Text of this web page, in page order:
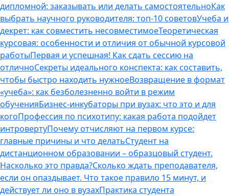
дипломной: заказывать или делать самостоятельноКак
выбрать научного руководителя: топ-10 советовУчеба и
декрет: как совместить несовместимоеТеоретическая
курсовая: особенности и отличия от обычной курсовой
работыПервая и успешная! Как сдать сессию на
отличноСекреты идеального конспекта: как составить,
чтобы быстро находить нужноеВозвращение в формат
«учеба»: как безболезненно войти в режим
обученияБизнес-инкубаторы при вузах: что это и для
когоПрофессия по психотипу: какая работа подойдет
интровертуПочему отчисляют на первом курсе:
главные причины и что делатьСтудент на
дистанционном образовании – образцовый студент.
Насколько это правда?Сколько ждать преподавателя,
если он опаздывает. Что такое правило 15 минут, и
действует ли оно в вузахПрактика студента